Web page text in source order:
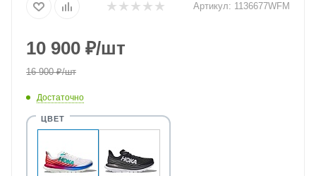
Артикул: 1136677WFM
10 900 ₽/шт
16 900₽/шт
Достаточно